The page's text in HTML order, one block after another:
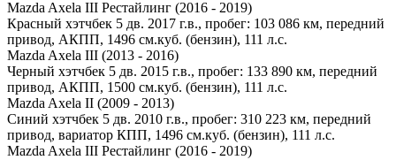
Mazda Axela III Рестайлинг (2016 - 2019)
Красный хэтчбек 5 дв. 2017 г.в., пробег: 103 086 км, передний
привод, АКПП, 1496 см.куб. (бензин), 111 л.с.
Mazda Axela III (2013 - 2016)
Черный хэтчбек 5 дв. 2015 г.в., пробег: 133 890 км, передний
привод, АКПП, 1500 см.куб. (бензин), 111 л.с.
Mazda Axela II (2009 - 2013)
Синий хэтчбек 5 дв. 2010 г.в., пробег: 310 223 км, передний
привод, вариатор КПП, 1496 см.куб. (бензин), 111 л.с.
Mazda Axela III Рестайлинг (2016 - 2019)